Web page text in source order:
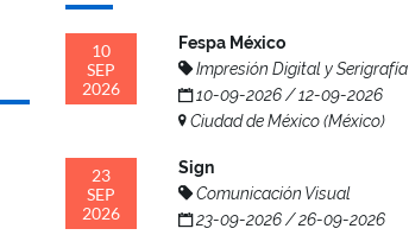
10
SEP
2026
Fespa México
Impresión Digital y Serigrafía
10-09-2026 / 12-09-2026
Ciudad de México (México)
23
SEP
2026
Sign
Comunicación Visual
23-09-2026 / 26-09-2026